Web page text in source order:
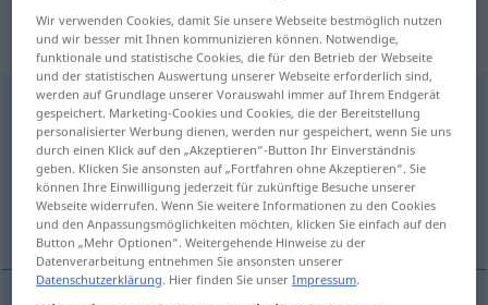
„onhoudbaar“: bijvoeglijk
naamwoord
onhoudbaar [-ˈhɑud-]adj
Übersicht aller Übersetzungen
(Für mehr Details die Übersetzung anklicken/antippen)
unhaltbar, haltlos
Wir verwenden Cookies, damit Sie unsere Webseite bestmöglich nutzen
und wir besser mit Ihnen kommunizieren können. Notwendige,
funktionale und statistische Cookies, die für den Betrieb der Webseite
und der statistischen Auswertung unserer Webseite erforderlich sind,
werden auf Grundlage unserer Vorauswahl immer auf Ihrem Endgerät
gespeichert. Marketing-Cookies und Cookies, die der Bereitstellung
personalisierter Werbung dienen, werden nur gespeichert, wenn Sie uns
durch einen Klick auf den „Akzeptieren“-Button Ihr Einverständnis
geben. Klicken Sie ansonsten auf „Fortfahren ohne Akzeptieren“. Sie
können Ihre Einwilligung jederzeit für zukünftige Besuche unserer
Webseite widerrufen. Wenn Sie weitere Informationen zu den Cookies
und den Anpassungsmöglichkeiten möchten, klicken Sie einfach auf den
Button „Mehr Optionen“. Weitergehende Hinweise zu der
Datenverarbeitung entnehmen Sie ansonsten unserer
Datenschutzerklärung. Hier finden Sie unserImpressum.